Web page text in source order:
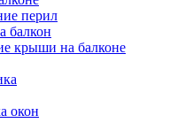
перил
балкон
крыши на балконе
окон